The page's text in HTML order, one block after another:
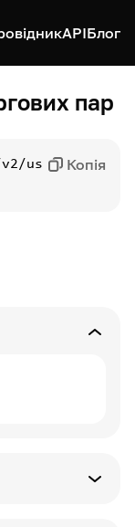
APIБлог
пар
us
Копія